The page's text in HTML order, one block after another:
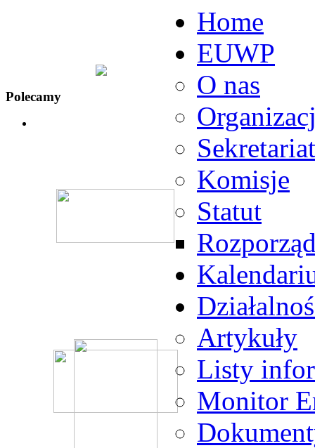
Polecamy
Home
EUWP
O nas
Sekretariat
Komisje
Statut
Artykuły
Listy
Monitor